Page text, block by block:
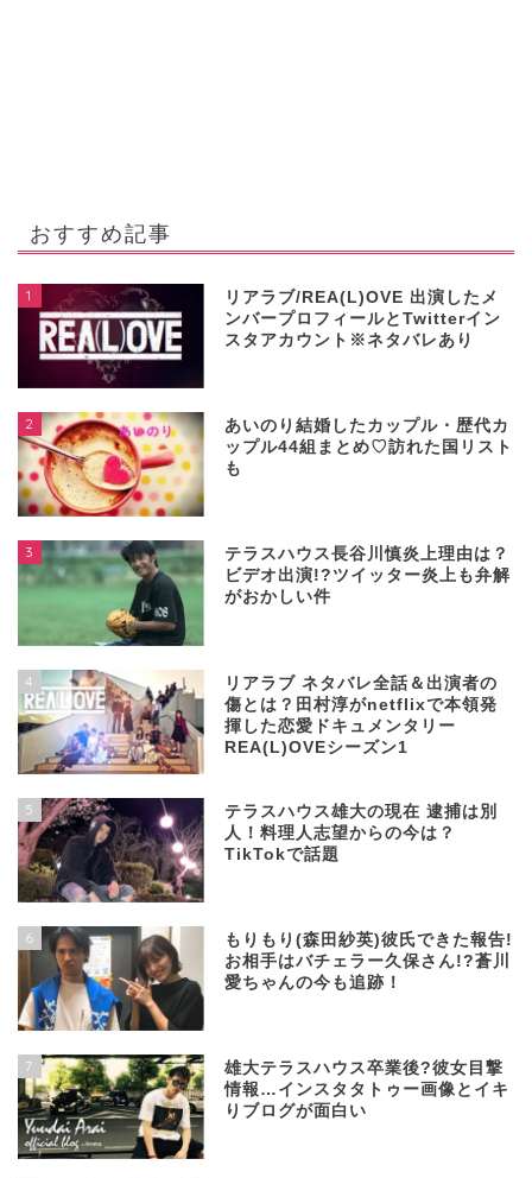
おすすめ記事
1
リアラブ/REA(L)OVE 出演したメ
ンバープロフィールとTwitterイン
スタアカウント※ネタバレあり
2
あいのり結婚したカップル・歴代カ
ップル44組まとめ♡訪れた国リスト
も
3
テラスハウス長谷川慎炎上理由は？
ビデオ出演!?ツイッター炎上も弁解
がおかしい件
4
リアラブ ネタバレ全話＆出演者の
傷とは？田村淳がnetflixで本領発
揮した恋愛ドキュメンタリー
REA(L)OVEシーズン1
5
テラスハウス雄大の現在 逮捕は別
人！料理人志望からの今は？
TikTokで話題
6
もりもり(森田紗英)彼氏できた報告!
お相手はバチェラー久保さん!?蒼川
愛ちゃんの今も追跡！
7
雄大テラスハウス卒業後?彼女目撃
情報…インスタタトゥー画像とイキ
りブログが面白い